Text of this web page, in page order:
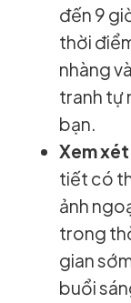
đến 9
thời
nhàng
tranh tự
bạn.
Xem
tiết có
ảnh
trong
gian
buổi